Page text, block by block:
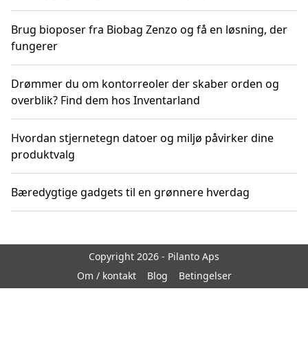
Brug bioposer fra Biobag Zenzo og få en løsning, der
fungerer
Drømmer du om kontorreoler der skaber orden og
overblik? Find dem hos Inventarland
Hvordan stjernetegn datoer og miljø påvirker dine
produktvalg
Bæredygtige gadgets til en grønnere hverdag
Copyright 2026 - Pilanto Aps
Om / kontakt
Blog Betingelser